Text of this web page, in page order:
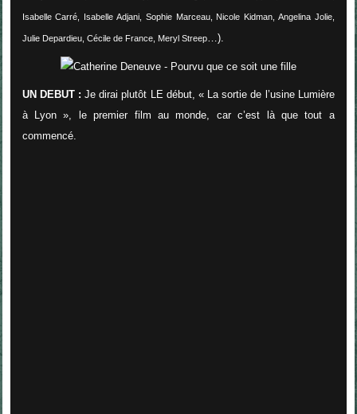
Isabelle Carré, Isabelle Adjani, Sophie Marceau, Nicole Kidman, Angelina Jolie,
Julie Depardieu, Cécile de France, Meryl Streep…).
UN DEBUT : Je dirai plutôt LE début, « La sortie de l’usine Lumière
à Lyon », le premier film au monde, car c’est là que tout a
commencé.